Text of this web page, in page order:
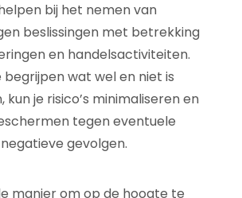
bij het nemen van
beslissingen met betrekking
en handelsactiviteiten.
begrijpen wat wel en niet is
kun je risico’s minimaliseren en
tegen eventuele
negatieve gevolgen.
manier om op de hoogte te